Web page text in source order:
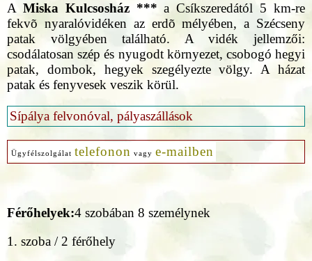
A Miska Kulcsosház *** a Csíkszeredától 5 km-re
fekvõ nyaralóvidéken az erdõ mélyében, a Szécseny
patak völgyében található. A vidék jellemzői:
csodálatosan szép és nyugodt környezet, csobogó hegyi
patak, dombok, hegyek szegélyezte völgy. A házat
patak és fenyvesek veszik körül.
Sípálya felvonóval, pályaszállások
Ügyfélszolgálat telefonon vagy e-mailben
Férőhelyek:4 szobában 8 személynek
1. szoba / 2 férőhely